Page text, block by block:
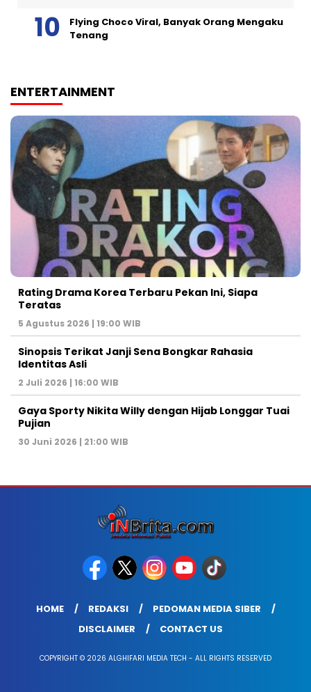
Flying Choco Viral, Banyak Orang Mengaku
Tenang
ENTERTAINMENT
Rating Drama Korea Terbaru Pekan Ini, Siapa
Teratas
5 Agustus 2026 | 19:00 WIB
Sinopsis Terikat Janji Sena Bongkar Rahasia
Identitas Asli
2 Juli 2026 | 16:00 WIB
Gaya Sporty Nikita Willy dengan Hijab Longgar Tuai
Pujian
30 Juni 2026 | 21:00 WIB
HOME REDAKSI
PEDOMAN MEDIA SIBER
DISCLAIMER
CONTACT US
COPYRIGHT © 2026 ALGHIFARI MEDIA TECH - ALL RIGHTS RESERVED